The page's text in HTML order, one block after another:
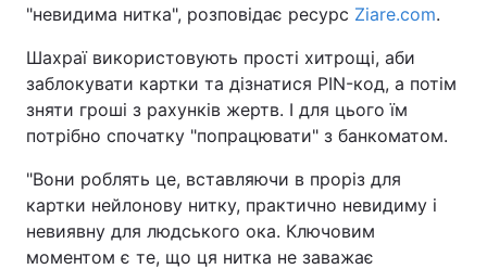
Україна Політика
Економіка Світ
Спорт Наука
Зброя Інциденти
Здоров'я Туризм
"невидима нитка", розповідає ресурс Ziare.com.
Шахраї використовують прості хитрощі, аби
заблокувати картки та дізнатися PIN-код, а потім
зняти гроші з рахунків жертв. І для цього їм
потрібно спочатку "попрацювати" з банкоматом.
"Вони роблять це, вставляючи в проріз для
картки нейлонову нитку, практично невидиму і
невиявну для людського ока. Ключовим
моментом є те, що ця нитка не заважає